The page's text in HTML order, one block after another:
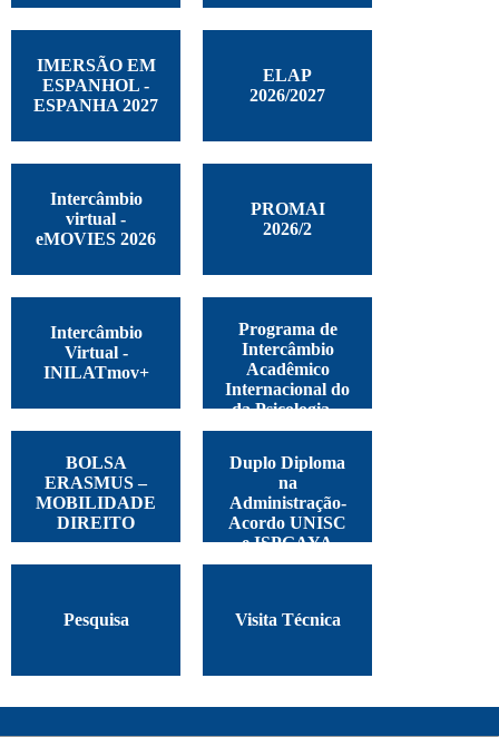
IMERSÃO EM
ESPANHOL -
ESPANHA 2027
ELAP
2026/2027
Intercâmbio
virtual -
eMOVIES 2026
PROMAI
2026/2
Intercâmbio
Virtual -
INILATmov+
Programa de
Intercâmbio
Acadêmico
Internacional do
da Psicologia –
Argentina, 2025
BOLSA
ERASMUS –
MOBILIDADE
DIREITO
Duplo Diploma
na
Administração-
Acordo UNISC
e ISPGAYA
Pesquisa Visita Técnica